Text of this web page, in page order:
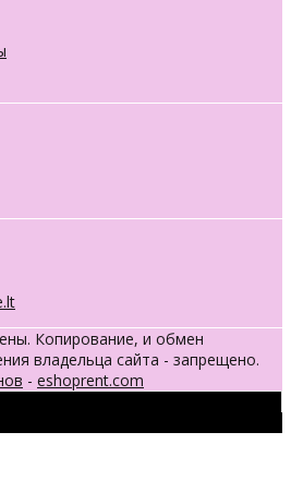
Копирование, и обмен
владельца сайта - запрещено.
- eshoprent.com